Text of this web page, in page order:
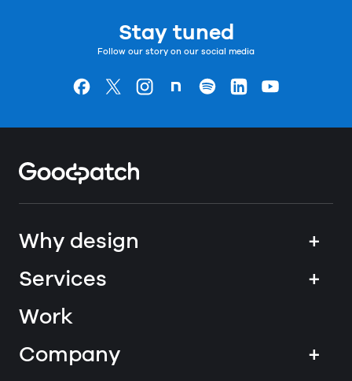
Stay tuned
Follow our story on our social media
Goodpatchの
ページ
Goodpatchの
ページ
Goodpatchの
ページGoodpatchの
ページ
Goodpatchの
ページ
Goodpatchの
ページ
Goodpatchの
Why design
+
Services
+
Work
Company
+